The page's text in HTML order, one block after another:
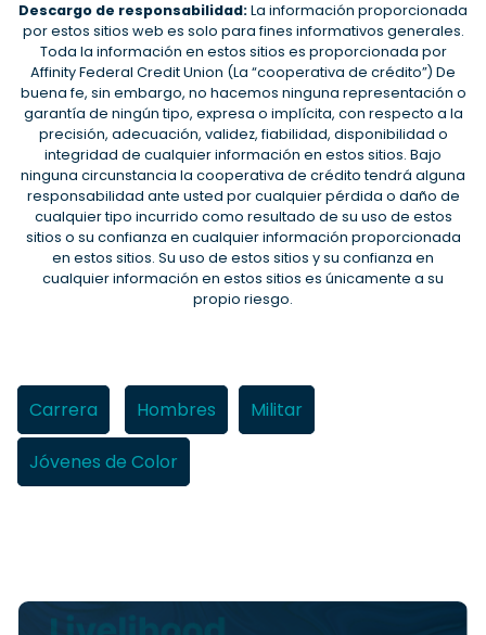
Descargo de responsabilidad:La información proporcionada
por estos sitios web es solo para fines informativos generales.
Toda la información en estos sitios es proporcionada por
Affinity Federal Credit Union (La “cooperativa de crédito”) De
buena fe, sin embargo, no hacemos ninguna representación o
garantía de ningún tipo, expresa o implícita, con respecto a la
precisión, adecuación, validez, fiabilidad, disponibilidad o
integridad de cualquier información en estos sitios. Bajo
ninguna circunstancia la cooperativa de crédito tendrá alguna
responsabilidad ante usted por cualquier pérdida o daño de
cualquier tipo incurrido como resultado de su uso de estos
sitios o su confianza en cualquier información proporcionada
en estos sitios. Su uso de estos sitios y su confianza en
cualquier información en estos sitios es únicamente a su
propio riesgo.
Carrera Hombres Militar
Jóvenes de Color